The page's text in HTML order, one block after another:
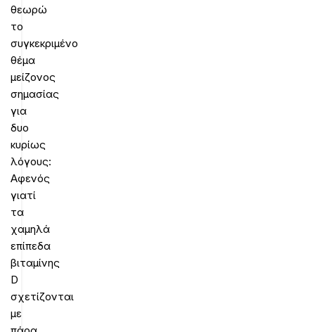
θεωρώ
το
συγκεκριμένο
θέμα
μείζονος
σημασίας
για
δυο
κυρίως
λόγους:
Αφενός
γιατί
τα
χαμηλά
επίπεδα
βιταμίνης
D
σχετίζονται
με